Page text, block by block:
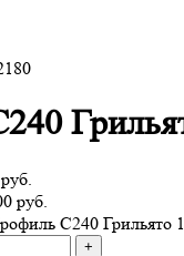
руб.
С240 Грильято
+